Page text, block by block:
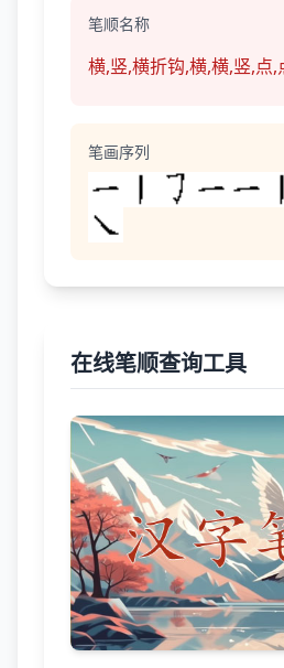
笔顺名称
横,竖,横折钩,横,横,竖,点
笔画序列
在线笔顺查询工具